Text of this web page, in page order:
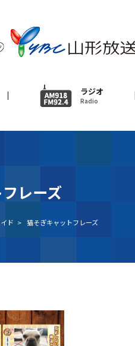
ラジオ
Radio
レーズ
ド > 猫そぎキャットフレーズ